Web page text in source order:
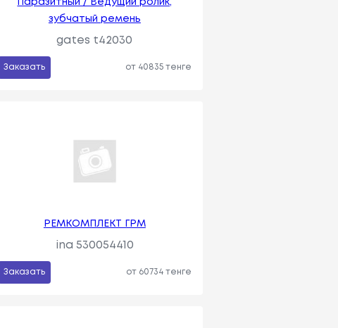
Паразитный / Ведущий ролик,
зубчатый ремень
gates t42030
Заказать от 40835 тенге
РЕМКОМПЛЕКТ ГРМ
ina 530054410
Заказать от 60734 тенге